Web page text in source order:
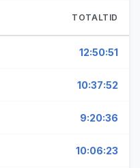
TOTALTID
12:50:51
10:37:52
9:20:36
10:06:23